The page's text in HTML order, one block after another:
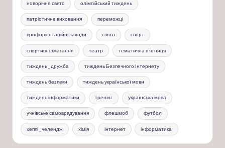
новорічне свято олімпійський тиждень
патріотичне виховання переможці
профорієнтаційні заходи свято спорт
спортивні змагання театр тематична п'ятниця
тиждень_дружба тиждень Безпечного Інтернету
тиждень безпеки тиждень української мови
тиждень інформатики тренінг українська мова
учнівське самоврядування флешмоб футбол
хеппі_челендж хімія інтернет інформатика